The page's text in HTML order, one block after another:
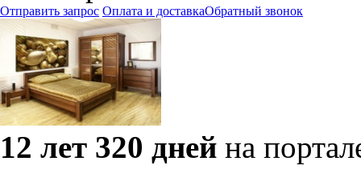
Отправить запрос Оплата и доставкаОбратный звонок
12 лет 320 дней на